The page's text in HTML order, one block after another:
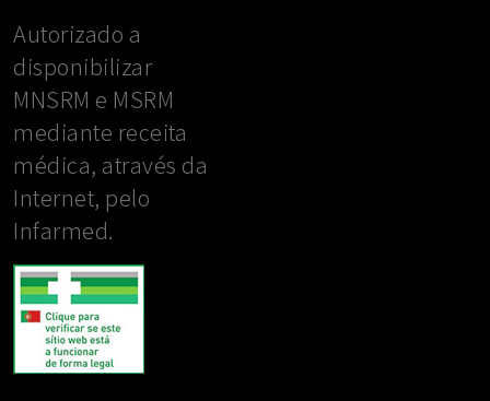
Autorizado a
disponibilizar
MNSRM e MSRM
mediante receita
médica, através da
Internet, pelo
Infarmed.